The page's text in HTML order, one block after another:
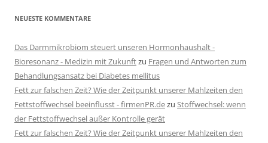
NEUESTE KOMMENTARE
Das Darmmikrobiom steuert unseren Hormonhaushalt -
Bioresonanz - Medizin mit Zukunftzu Fragen und Antworten zum
Behandlungsansatz bei Diabetes mellitus
Fett zur falschen Zeit? Wie der Zeitpunkt unserer Mahlzeiten den
Fettstoffwechsel beeinflusst - firmenPR.dezu Stoffwechsel: wenn
der Fettstoffwechsel außer Kontrolle gerät
Fett zur falschen Zeit? Wie der Zeitpunkt unserer Mahlzeiten den